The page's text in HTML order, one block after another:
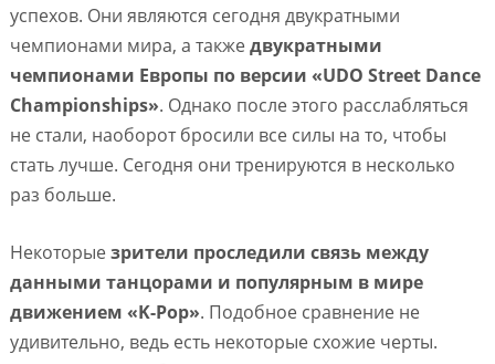
успехов. Они являются сегодня двукратными
чемпионами мира, а такжедвукратными
чемпионами Европы по версии «UDO Street Dance
Championships». Однако после этого расслабляться
не стали, наоборот бросили все силы на то, чтобы
стать лучше. Сегодня они тренируются в несколько
раз больше.
Некоторыезрители проследили связь между
данными танцорами и популярным в мире
движением «K-Pop». Подобное сравнение не
удивительно, ведь есть некоторые схожие черты.